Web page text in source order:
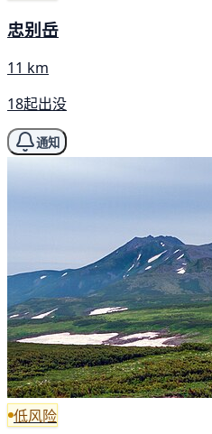
忠别岳
11 km
18起出没
通知
低风险